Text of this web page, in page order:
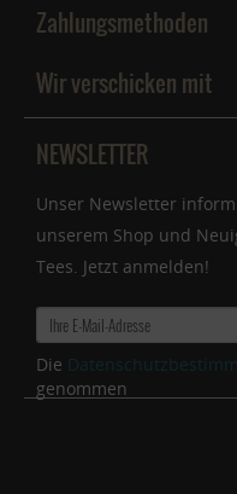
Zahlungsmethoden
Wir verschicken mit
NEWSLETTER
Unser Newsletter
unserem Shop und
Tees. Jetzt anmelden!
Die
genommen